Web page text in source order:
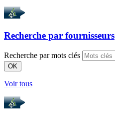
Recherche par fournisseurs
Recherche par mots clés
OK
Voir tous